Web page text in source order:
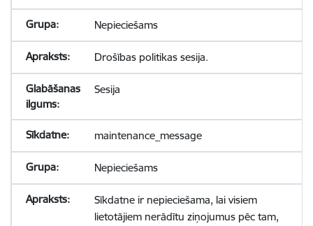
Nepieciešams
Drošības politikas sesija.
Sesija
maintenance_message
Nepieciešams
Sīkdatne ir nepieciešama, lai visiem
lietotājiem nerādītu ziņojumus pēc tam,